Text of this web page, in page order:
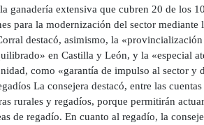
ganadería extensiva que cubren 20 de los
para la modernización del sector
destacó, asimismo, la
en Castilla y León, y la «especial
como «garantía de impulso al sector
La consejera destacó, entre las
rurales y regadíos, porque permitirán
de regadío. En cuanto al regadío, la